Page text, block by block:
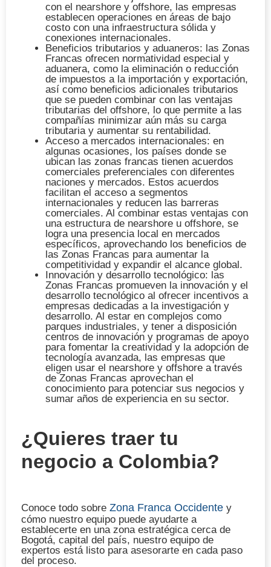
con el nearshore y offshore, las empresas
establecen operaciones en áreas de bajo
costo con una infraestructura sólida y
conexiones internacionales.
Beneficios tributarios y aduaneros: las Zonas
Francas ofrecen normatividad especial y
aduanera, como la eliminación o reducción
de impuestos a la importación y exportación,
así como beneficios adicionales tributarios
que se pueden combinar con las ventajas
tributarias del offshore, lo que permite a las
compañías minimizar aún más su carga
tributaria y aumentar su rentabilidad.
Acceso a mercados internacionales: en
algunas ocasiones, los países donde se
ubican las zonas francas tienen acuerdos
comerciales preferenciales con diferentes
naciones y mercados. Estos acuerdos
facilitan el acceso a segmentos
internacionales y reducen las barreras
comerciales. Al combinar estas ventajas con
una estructura de nearshore u offshore, se
logra una presencia local en mercados
específicos, aprovechando los beneficios de
las Zonas Francas para aumentar la
competitividad y expandir el alcance global.
Innovación y desarrollo tecnológico: las
Zonas Francas promueven la innovación y el
desarrollo tecnológico al ofrecer incentivos a
empresas dedicadas a la investigación y
desarrollo. Al estar en complejos como
parques industriales, y tener a disposición
centros de innovación y programas de apoyo
para fomentar la creatividad y la adopción de
tecnología avanzada, las empresas que
eligen usar el nearshore y offshore a través
de Zonas Francas aprovechan el
conocimiento para potenciar sus negocios y
sumar años de experienciaen su sector.
¿Quieres traer tu
negocio a Colombia?
Conoce todo sobre Zona Franca Occidente y
cómo nuestro equipo puede ayudarte a
establecerte en una zona estratégica cerca de
Bogotá, capital del país, nuestro equipo de
expertos está listo para asesorarte en cada paso
del proceso.